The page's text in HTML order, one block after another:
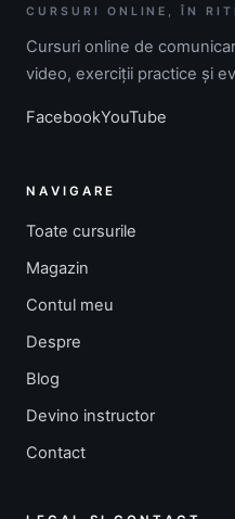
CURSURI ONLINE, ÎN
Cursuri online de
video, exerciții practice și
FacebookYouTube
NAVIGARE
Toate cursurile
Magazin
Contul meu
Despre
Blog
Devino instructor
Contact